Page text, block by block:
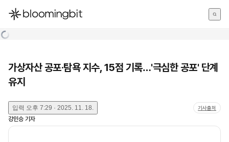
한국어
가상자산 공포·탐욕 지수, 15점 기록…'극심한 공포' 단계
유지
입력 오후 7:29 · 2025. 11. 18. 기사출처
강민승 기자